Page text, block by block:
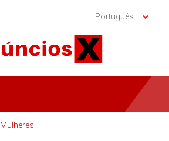
Português
Mulheres